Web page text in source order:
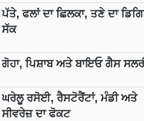
ਪੱਤੇ, ਫਲਾਂ ਦਾ ਛਿਲਕਾ, ਤਣੇ ਦਾ
ਸੱਕ
ਗੋਹਾ, ਪਿਸ਼ਾਬ ਅਤੇ ਬਾਇਓ ਗੈਸ
ਘਰੇਲੂ ਰਸੋਈ, ਰੈਸਟੋਰੈਂਟਾਂ, ਮੰਡੀ ਅਤੇ
ਸੀਵਰੇਜ਼ ਦਾ ਫੋਕਟ